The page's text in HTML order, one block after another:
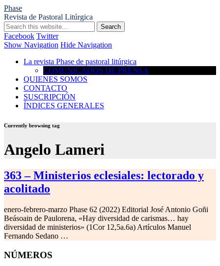
Phase
Revista de Pastoral Litúrgica
Facebook Twitter
Show Navigation Hide Navigation
La revista Phase de pastoral litúrgica
COMUNICADOS DE PRENSA
QUIENES SOMOS
CONTACTO
SUSCRIPCIÓN
ÍNDICES GENERALES
Currently browsing tag
Angelo Lameri
363 – Ministerios eclesiales: lectorado y
acolitado
enero-febrero-marzo Phase 62 (2022) Editorial José Antonio Goñi
Beásoain de Paulorena, «Hay diversidad de carismas… hay
diversidad de ministerios» (1Cor 12,5a.6a) Artículos Manuel
Fernando Sedano …
NÚMEROS